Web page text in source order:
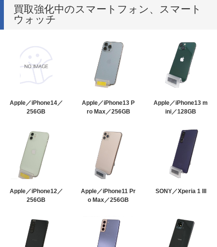
買取強化中のスマートフォン、スマート
ウォッチ
Apple／iPhone14／
256GB
Apple／iPhone13 P
ro Max／256GB
Apple／iPhone13 m
ini／128GB
Apple／iPhone12／
256GB
Apple／iPhone11 Pr
o Max／256GB
SONY／Xperia 1 III